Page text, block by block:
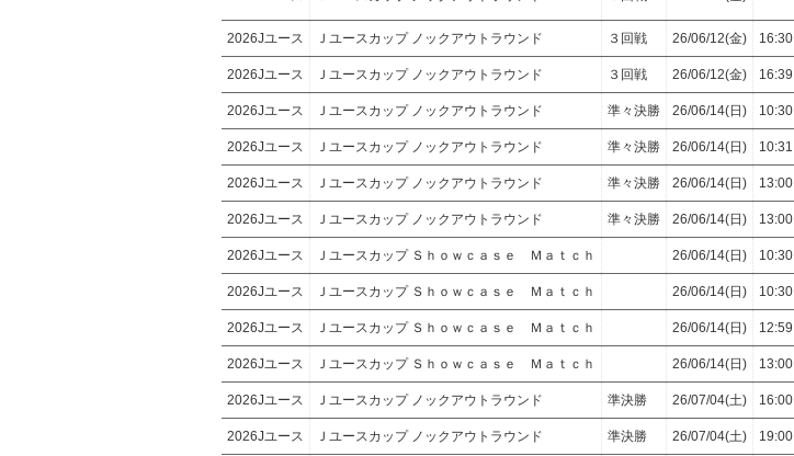
2026Jユース Ｊユースカップ ノックアウトラウンド ３回戦 26/06/12(金) 16:30
2026Jユース Ｊユースカップ ノックアウトラウンド ３回戦 26/06/12(金) 16:39
2026Jユース Ｊユースカップ ノックアウトラウンド 準々決勝 26/06/14(日) 10:30
2026Jユース Ｊユースカップ ノックアウトラウンド 準々決勝 26/06/14(日) 10:31
2026Jユース Ｊユースカップ ノックアウトラウンド 準々決勝 26/06/14(日) 13:00
2026Jユース Ｊユースカップ ノックアウトラウンド 準々決勝 26/06/14(日) 13:00
2026Jユース Ｊユースカップ Ｓｈｏｗｃａｓｅ Ｍａｔｃｈ 26/06/14(日) 10:30
2026Jユース Ｊユースカップ Ｓｈｏｗｃａｓｅ Ｍａｔｃｈ 26/06/14(日) 10:30
2026Jユース Ｊユースカップ Ｓｈｏｗｃａｓｅ Ｍａｔｃｈ 26/06/14(日) 12:59
2026Jユース Ｊユースカップ Ｓｈｏｗｃａｓｅ Ｍａｔｃｈ 26/06/14(日) 13:00
2026Jユース Ｊユースカップ ノックアウトラウンド 準決勝 26/07/04(土) 16:00
2026Jユース Ｊユースカップ ノックアウトラウンド 準決勝 26/07/04(土) 19:00